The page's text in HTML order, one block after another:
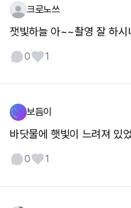
크로노쓰
잿빛하늘 아~~촬영 잘 하시
0 1
보듬이
바닷물에 햇빛이 느려져 있
0 1